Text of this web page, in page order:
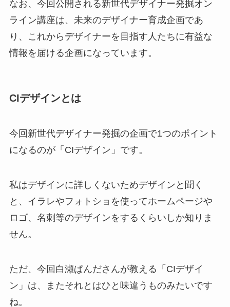
なお、今回公開される新世代デザイナー発掘オン
ライン講座は、未来のデザイナー育成企画であ
り、これからデザイナーを目指す人たちに有益な
情報を届ける企画になっています。
CIデザインとは
今回新世代デザイナー発掘の企画で1つのポイント
になるのが「CIデザイン」です。
私はデザインに詳しくないためデザインと聞く
と、イラレやフォトショを使ってホームページや
ロゴ、名刺等のデザインをするくらいしか知りま
せん。
ただ、今回白瀬ぱんださんが教える「CIデザイ
ン」は、またそれとはひと味違うものみたいです
ね。